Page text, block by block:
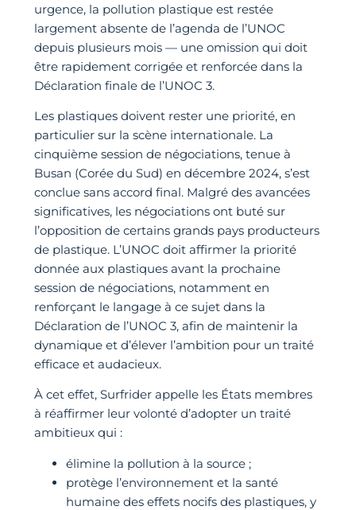
urgence, la pollution plastique est restée
largement absente de l’agenda de l’UNOC
depuis plusieurs mois — une omission qui doit
être rapidement corrigée et renforcée dans la
Déclaration finale de l’UNOC 3.
Les plastiques doivent rester une priorité, en
particulier sur la scène internationale. La
cinquième session de négociations, tenue à
Busan (Corée du Sud) en décembre 2024, s’est
conclue sans accord final. Malgré des avancées
significatives, les négociations ont buté sur
l’opposition de certains grands pays producteurs
de plastique. L’UNOC doit affirmer la priorité
donnée aux plastiques avant la prochaine
session de négociations, notamment en
renforçant le langage à ce sujet dans la
Déclaration de l’UNOC 3, afin de maintenir la
dynamique et d’élever l’ambition pour un traité
efficace et audacieux.
À cet effet, Surfrider appelle les États membres
à réaffirmer leur volonté d’adopter un traité
ambitieux qui :
élimine la pollution à la source ;
protège l’environnement et la santé
humaine des effets nocifs des plastiques, y